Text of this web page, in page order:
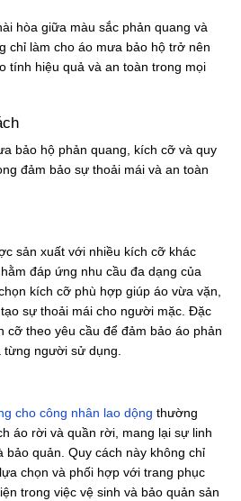
hòa giữa màu sắc phản quang và
chỉ làm cho áo mưa bảo hộ trở nên
tính hiệu quả và an toàn trong mọi
bảo hộ phản quang, kích cỡ và quy
đảm bảo sự thoải mái và an toàn
sản xuất với nhiều kích cỡ khác
đáp ứng nhu cầu đa dạng của
kích cỡ phù hợp giúp áo vừa vặn,
sự thoải mái cho người mặc. Đặc
cỡ theo yêu cầu để đảm bảo áo phản
người sử dụng.
cho công nhân lao dộng thường
áo rời và quần rời, mang lại sự linh
bảo quản. Quy cách này không chỉ
chọn và phối hợp với trang phục
trong việc vệ sinh và bảo quản sản